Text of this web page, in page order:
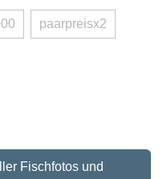
verfügbar.)
Option ist zurzeit nicht
paarpreisx2
(Diese Option ist
verfügbar.)
Fischfotos und